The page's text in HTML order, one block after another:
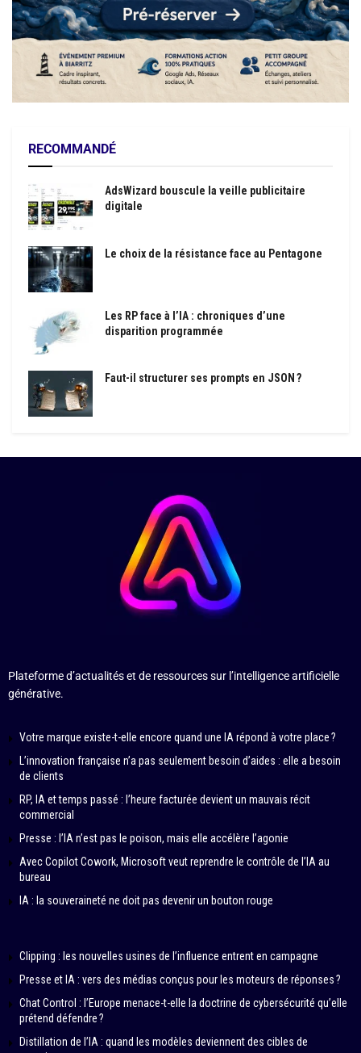
RECOMMANDÉ
AdsWizard bouscule la veille publicitaire
digitale
Le choix de la résistance face au Pentagone
Les RP face à l’IA : chroniques d’une
disparition programmée
Faut-il structurer ses prompts en JSON ?
Plateforme d’actualités et de ressources sur l’intelligence artificielle
générative.
Votre marque existe-t-elle encore quand une IA répond à votre place ?
L’innovation française n’a pas seulement besoin d’aides : elle a besoin
de clients
RP, IA et temps passé : l’heure facturée devient un mauvais récit
commercial
Presse : l’IA n’est pas le poison, mais elle accélère l’agonie
Avec Copilot Cowork, Microsoft veut reprendre le contrôle de l’IA au
bureau
IA : la souveraineté ne doit pas devenir un bouton rouge
Clipping : les nouvelles usines de l’influence entrent en campagne
Presse et IA : vers des médias conçus pour les moteurs de réponses ?
Chat Control : l’Europe menace-t-elle la doctrine de cybersécurité qu’elle
prétend défendre ?
Distillation de l’IA : quand les modèles deviennent des cibles de